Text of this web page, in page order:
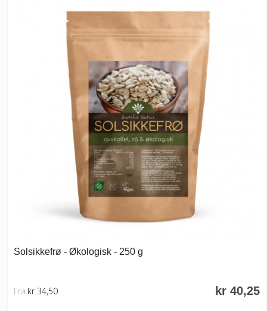
Solsikkefrø - Økologisk - 250 g
kr 40,25
Fra kr 34,50